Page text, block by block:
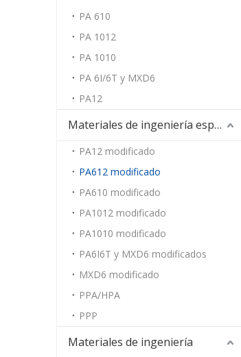
PA 610
PA 1012
PA 1010
PA 6I/6T y MXD6
PA12
Materiales de ingeniería especiales
PA12 modificado
PA612 modificado
PA610 modificado
PA1012 modificado
PA1010 modificado
PA6I6T y MXD6 modificados
MXD6 modificado
PPA/HPA
PPP
Materiales de ingeniería